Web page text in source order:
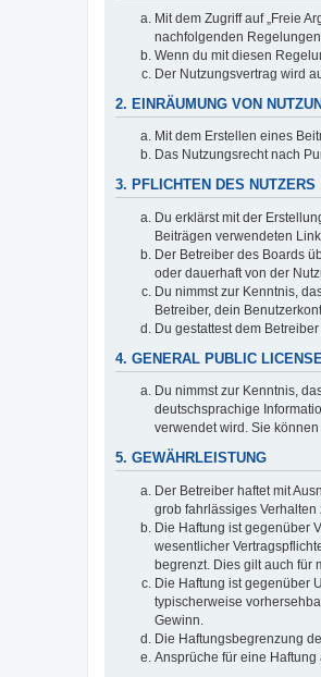
Mit dem Zugriff auf „Freie
nachfolgenden
Wenn du mit diesen
Der Nutzungsvertrag wird
2. EINRÄUMUNG VON
Mit dem Erstellen eines
Das Nutzungsrecht nach
3. PFLICHTEN DES NUTZERS
Du erklärst mit der
Beiträgen verwendeten
Der Betreiber des Boards
oder dauerhaft von der
Du nimmst zur Kenntnis,
Betreiber, dein
Du gestattest dem
4. GENERAL PUBLIC LICENSE
Du nimmst zur Kenntnis,
deutschsprachige
verwendet wird. Sie
5. GEWÄHRLEISTUNG
Der Betreiber haftet mit
grob fahrlässiges
Die Haftung ist gegenüber
wesentlicher
begrenzt. Dies gilt auch für
Die Haftung ist gegenüber
typischerweise
Gewinn.
Die Haftungsbegrenzung
Ansprüche für eine